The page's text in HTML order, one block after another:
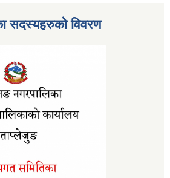
सदस्यहरुको विवरण